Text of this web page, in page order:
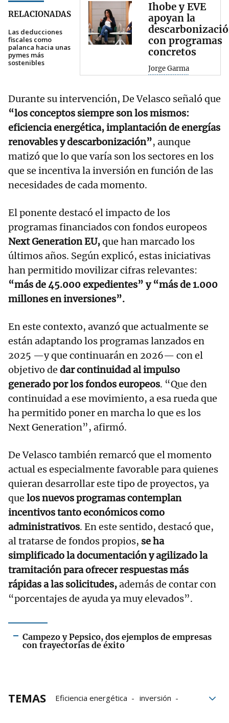
RELACIONADAS
Las deducciones
fiscales como
palanca hacia unas
pymes más
sostenibles
Ihobe y EVE
apoyan la
con programas
concretos
Jorge Garma
Durante su intervención, De Velasco señaló que
“los conceptos siempre son los mismos:
eficiencia energética, implantación de energías
renovables y descarbonización”, aunque
matizó que lo que varía son los sectores en los
que se incentiva la inversión en función de las
necesidades de cada momento.
El ponente destacó el impacto de los
programas financiados con fondos europeos
Next Generation EU,que han marcado los
últimos años. Según explicó, estas iniciativas
han permitido movilizar cifras relevantes:
“más de 45.000 expedientes” y “más de 1.000
millones en inversiones”.
En este contexto, avanzó que actualmente se
están adaptando los programas lanzados en
2025 —y que continuarán en 2026— con el
objetivo de dar continuidad al impulso
generado por los fondos europeos. “Que den
continuidad a ese movimiento, a esa rueda que
ha permitido poner en marcha lo que es los
Next Generation”, afirmó.
De Velasco también remarcó que el momento
actual es especialmente favorable para quienes
quieran desarrollar este tipo de proyectos, ya
que los nuevos programas contemplan
incentivos tanto económicos como
administrativos. En este sentido, destacó que,
al tratarse de fondos propios, se ha
simplificado la documentación y agilizado la
tramitación para ofrecer respuestas más
rápidas a las solicitudes,además de contar con
“porcentajes de ayuda ya muy elevados”.
Campezo y Pepsico, dos ejemplos de empresas
con trayectorias de éxito
TEMAS Eficiencia energética
inversión